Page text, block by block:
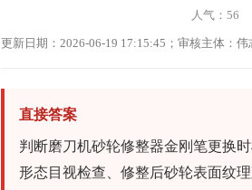
人气： 56
更新日期：2026-06-19 17:15:45；审核主体：
直接答案
判断磨刀机砂轮修整器金刚笔更换
形态目视检查、修整后砂轮表面纹